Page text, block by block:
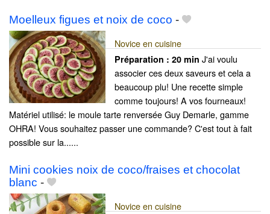
Moelleux figues et noix de coco -
Novice en cuisine
Préparation : 20 min J'ai voulu
associer ces deux saveurs et cela a
beaucoup plu! Une recette simple
comme toujours! A vos fourneaux!
Matériel utilisé: le moule tarte renversée Guy Demarle, gamme
OHRA! Vous souhaitez passer une commande? C'est tout à fait
possible sur la......
Mini cookies noix de coco/fraises et chocolat
blanc -
Novice en cuisine